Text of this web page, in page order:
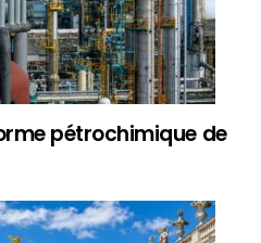
pétrochimique de